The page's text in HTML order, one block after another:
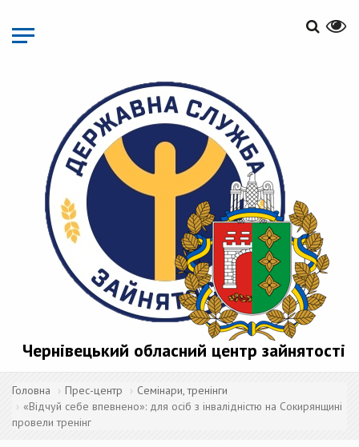
основного
матеріалу
Чернівецький обласний центр зайнятості
Головна Прес-центр
Семінари, тренінги
«Відчуй себе впевнено»: для осіб з інвалідністю на Сокирянщині
провели тренінг